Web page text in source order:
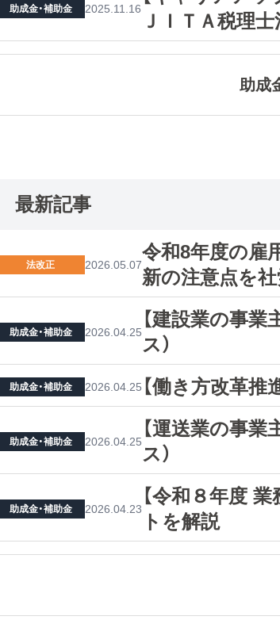
ＪＩＴＡ税理士
助成金・補助金 2025.11.16
助成
最新記事
令和8年度の雇
新の注意点を
法改正 2026.05.07
【建設業の事
ス）
助成金・補助金 2026.04.25
【働き方改革
助成金・補助金 2026.04.25
【運送業の事
ス）
助成金・補助金 2026.04.25
【令和８年度
トを解説
助成金・補助金 2026.04.23